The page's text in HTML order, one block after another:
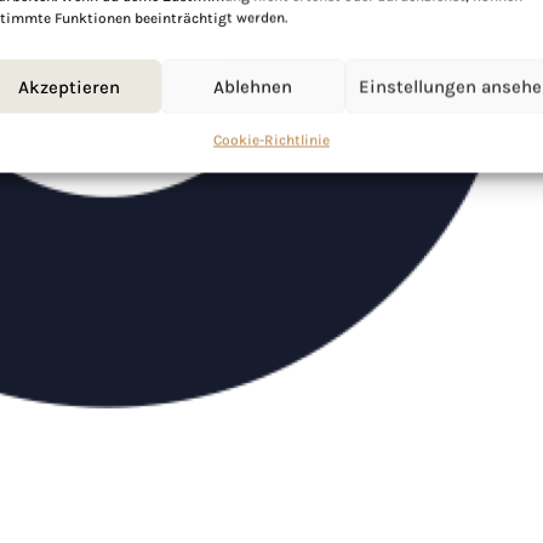
Funktionen beeinträchtigt werden.
Akzeptieren Ablehnen Einstellungen
Cookie-Richtlinie